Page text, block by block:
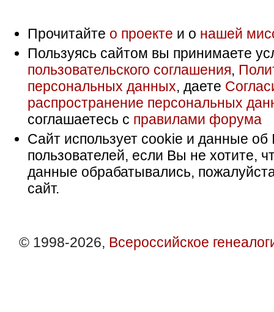
Прочитайте о проекте и о нашей
Пользуясь сайтом вы принимаете
пользовательского соглашения,
персональных данных, даете
распространение персональных
соглашаетесь с правилами форума
Сайт использует cookie и данные об
пользователей, если Вы не хотите,
данные обрабатывались,
сайт.
© 1998-2026, Всероссийское